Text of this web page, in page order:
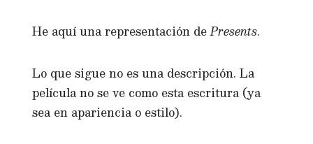
He aquí una representación dePresents.
Lo que sigue no es una descripción. La
película no se ve como esta escritura (ya
sea en apariencia o estilo).